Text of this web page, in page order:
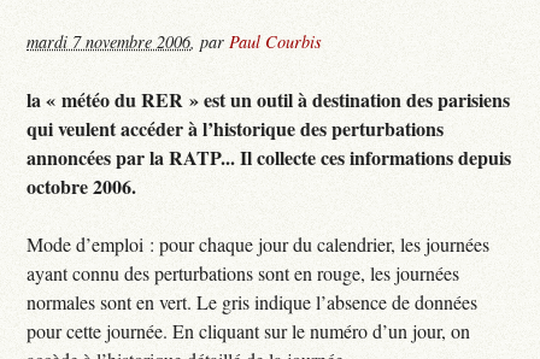
mardi 7 novembre 2006,parPaul Courbis
la « météo du RER » est un outil à destination des parisiens
qui veulent accéder à l’historique des perturbations
annoncées par la RATP... Il collecte ces informations depuis
octobre 2006.
Mode d’emploi : pour chaque jour du calendrier, les journées
ayant connu des perturbations sont en rouge, les journées
normales sont en vert. Le gris indique l’absence de données
pour cette journée. En cliquant sur le numéro d’un jour, on